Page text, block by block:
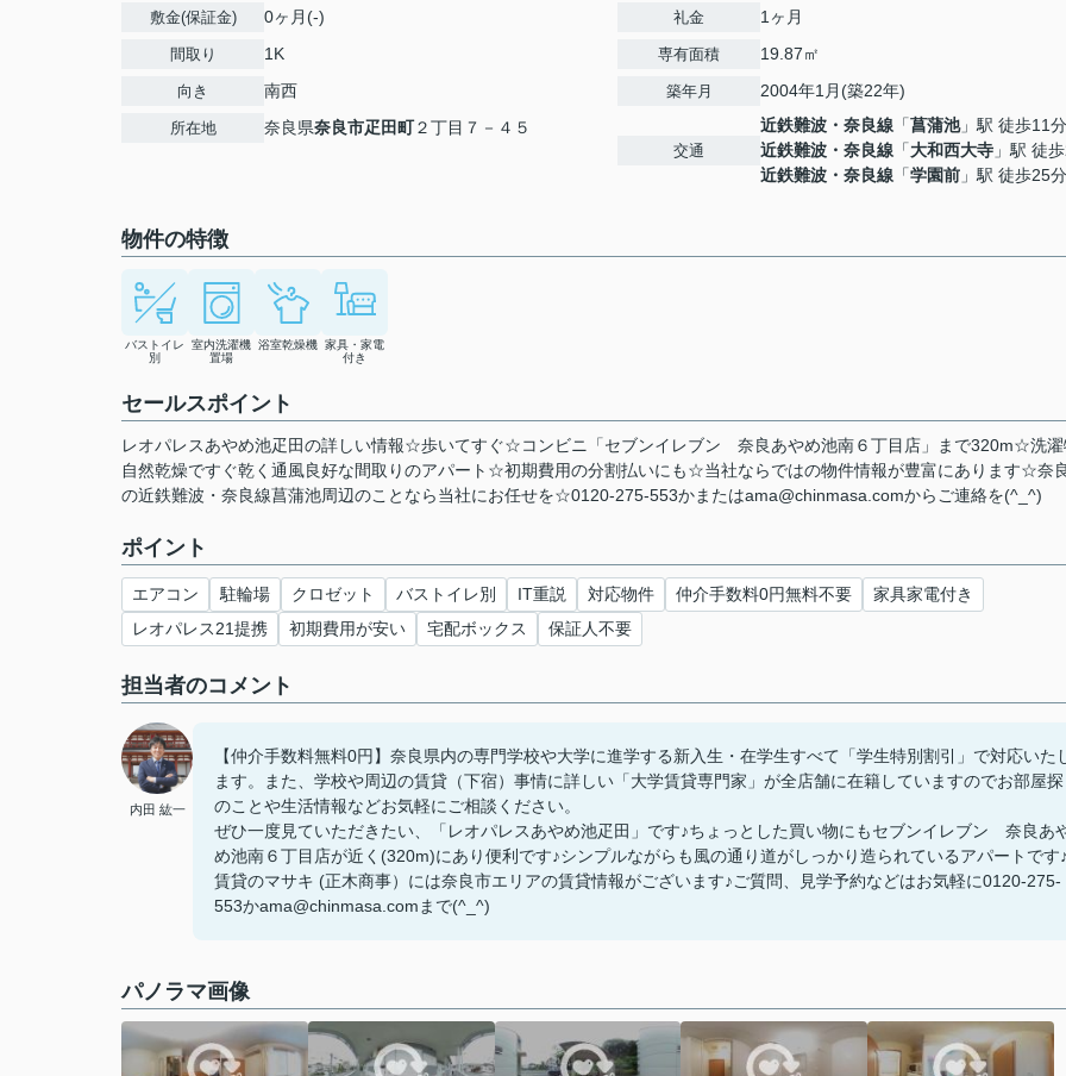
敷金(保証金) 0ヶ月(-)
間取り 1K
向き 南西
所在地 奈良県奈良市疋田町２丁目７－４５
礼金 1ヶ月
専有面積 19.87㎡
築年月 2004年1月(築22年)
交通
近鉄難波・奈良線 「菖蒲池」駅 徒歩11分
近鉄難波・奈良線 「大和西大寺 」駅 徒
近鉄難波・奈良線 「学園前 」駅 徒歩25分
物件の特徴
バストイレ
別
室内洗濯機
置場
浴室乾燥機 家具・家電
付き
セールスポイント
レオパレスあやめ池疋田の詳しい情報☆歩いてすぐ☆コンビニ「セブンイレブン 奈良あやめ池南６丁目店」まで320m☆洗濯
自然乾燥ですぐ乾く通風良好な間取りのアパート☆初期費用の分割払いにも☆当社ならではの物件情報が豊富にあります☆奈
の近鉄難波・奈良線菖蒲池周辺のことなら当社にお任せを☆0120-275-553かまたはama@chinmasa.comからご連絡を(^_^)
ポイント
エアコン 駐輪場 クロゼット バストイレ別 IT重説 対応物件 仲介手数料0円無料不要
家具家電付き
レオパレス21提携
初期費用が安い 宅配ボックス 保証人不要
担当者のコメント
内田 紘一
【仲介手数料無料0円】奈良県内の専門学校や大学に進学する新入生・在学生すべて「学生特別割引」で対応いた
ます。また、学校や周辺の賃貸（下宿）事情に詳しい「大学賃貸専門家」が全店舗に在籍していますのでお部屋探
のことや生活情報などお気軽にご相談ください。
ぜひ一度見ていただきたい、「レオパレスあやめ池疋田」です♪ちょっとした買い物にもセブンイレブン 奈良あ
め池南６丁目店が近く(320m)にあり便利です♪シンプルながらも風の通り道がしっかり造られているアパートです♪
賃貸のマサキ (正木商事）には奈良市エリアの賃貸情報がございます♪ご質問、見学予約などはお気軽に0120-275-
553かama@chinmasa.comまで(^_^)
パノラマ画像